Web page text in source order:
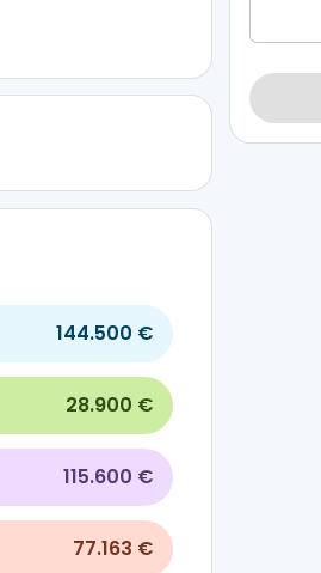
144.500 €
28.900 €
115.600 €
77.163 €